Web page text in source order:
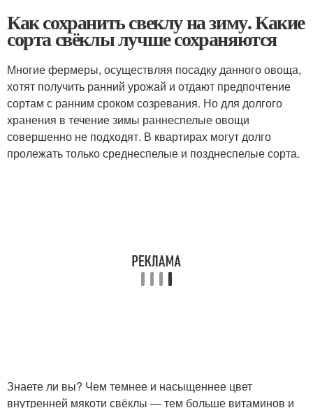
Как сохранить свеклу на зиму. Какие
сорта свёклы лучше сохраняются
Многие фермеры, осуществляя посадку данного овоща,
хотят получить ранний урожай и отдают предпочтение
сортам с ранним сроком созревания. Но для долгого
хранения в течение зимы раннеспелые овощи
совершенно не подходят. В квартирах могут долго
пролежать только среднеспелые и позднеспелые сорта.
Знаете ли вы? Чем темнее и насыщеннее цвет
внутренней мякоти свёклы — тем больше витаминов и